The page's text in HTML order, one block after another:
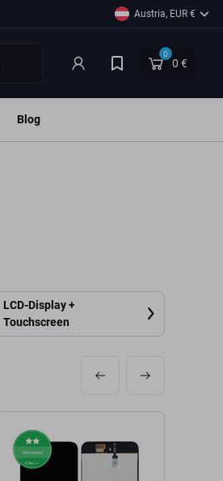
Austria, EUR €
0
0 €
Blog
LCD-Display +
Touchscreen